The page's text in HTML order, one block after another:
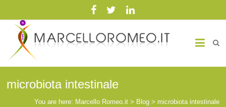
Marcello Romeo.it
Medicina Biointegrata
microbiota intestinale
You are here: Marcello Romeo.it> Blog> microbiota intestinale